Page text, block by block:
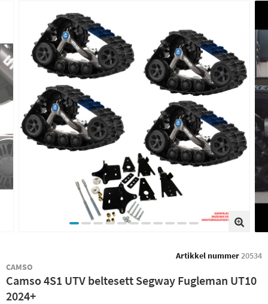
Artikkel nummer20534
CAMSO
Camso 4S1 UTV beltesett Segway Fugleman UT10
2024+